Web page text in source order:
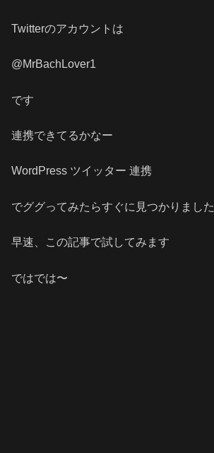
Twitterのアカウントは
@MrBachLover1
です
連携できてるかなー
WordPress ツイッター 連携
でググってみたらすぐに見つかりました
早速、この記事で試してみます
ではでは〜